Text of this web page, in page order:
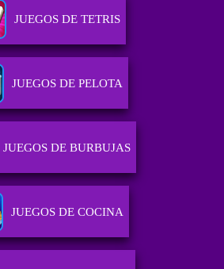
JUEGOS DE TETRIS
JUEGOS DE PELOTA
JUEGOS DE BURBUJAS
JUEGOS DE COCINA